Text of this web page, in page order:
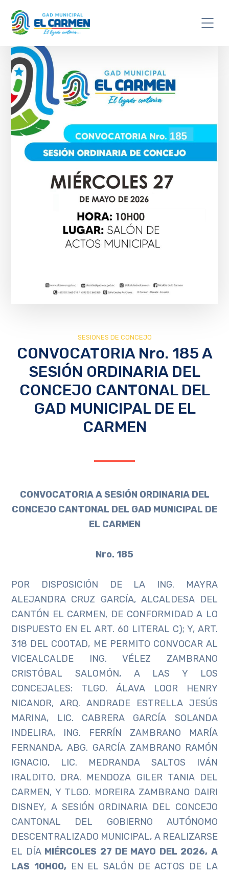
SESIONES DE CONCEJO
CONVOCATORIA Nro. 185 A
SESIÓN ORDINARIA DEL
CONCEJO CANTONAL DEL
GAD MUNICIPAL DE EL
CARMEN
CONVOCATORIA A SESIÓN ORDINARIA DEL
CONCEJO CANTONAL DEL GAD MUNICIPAL DE
EL CARMEN
Nro. 185
POR DISPOSICIÓN DE LA ING. MAYRA
ALEJANDRA CRUZ GARCÍA, ALCALDESA DEL
CANTÓN EL CARMEN, DE CONFORMIDAD A LO
DISPUESTO EN EL ART. 60 LITERAL C); Y, ART.
318 DEL COOTAD, ME PERMITO CONVOCAR AL
VICEALCALDE ING. VÉLEZ ZAMBRANO
CRISTÓBAL SALOMÓN, A LAS Y LOS
CONCEJALES: TLGO. ÁLAVA LOOR HENRY
NICANOR, ARQ. ANDRADE ESTRELLA JESÚS
MARINA, LIC. CABRERA GARCÍA SOLANDA
INDELIRA, ING. FERRÍN ZAMBRANO MARÍA
FERNANDA, ABG. GARCÍA ZAMBRANO RAMÓN
IGNACIO, LIC. MEDRANDA SALTOS IVÁN
IRALDITO, DRA. MENDOZA GILER TANIA DEL
CARMEN, Y TLGO. MOREIRA ZAMBRANO DAIRI
DISNEY, A SESIÓN ORDINARIA DEL CONCEJO
CANTONAL DEL GOBIERNO AUTÓNOMO
DESCENTRALIZADO MUNICIPAL, A REALIZARSE
EL DÍAMIÉRCOLES 27 DE MAYO DEL 2026, A
LAS 10H00, EN EL SALÓN DE ACTOS DE LA